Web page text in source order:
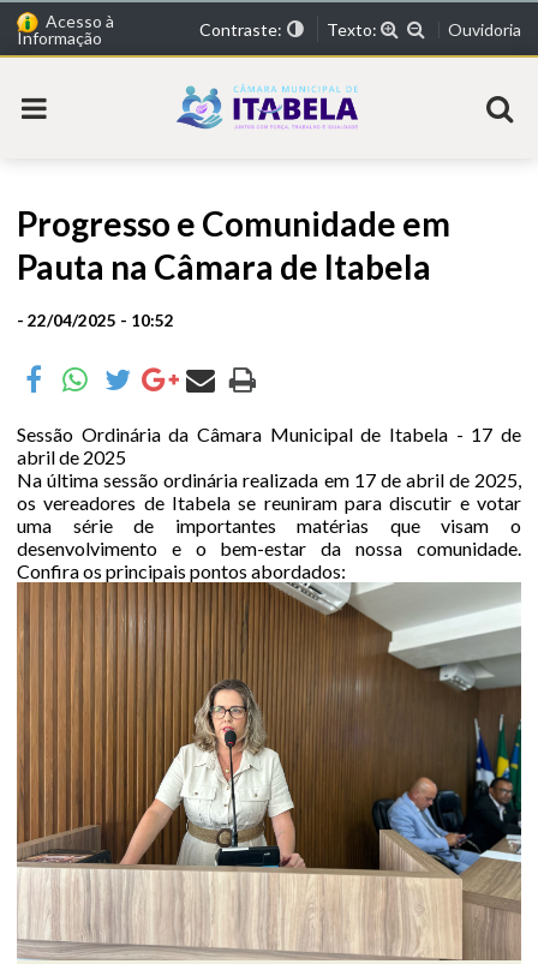
Acesso à
Informação
Contraste: Texto: Ouvidoria
Progresso e Comunidade em
Pauta na Câmara de Itabela
- 22/04/2025 - 10:52
Sessão Ordinária da Câmara Municipal de Itabela - 17 de
abril de 2025
Na última sessão ordinária realizada em 17 de abril de 2025,
os vereadores de Itabela se reuniram para discutir e votar
uma série de importantes matérias que visam o
desenvolvimento e o bem-estar da nossa comunidade.
Confira os principais pontos abordados: